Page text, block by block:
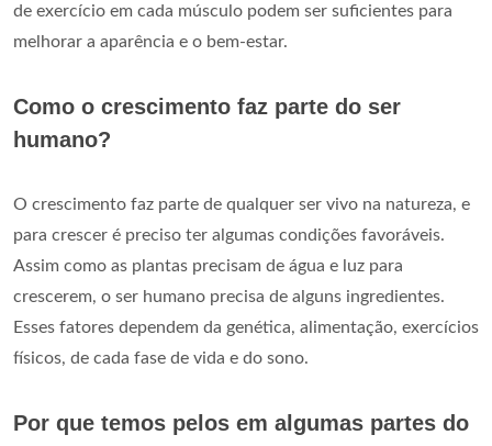
de exercício em cada músculo podem ser suficientes para
melhorar a aparência e o bem-estar.
Como o crescimento faz parte do ser
humano?
O crescimento faz parte de qualquer ser vivo na natureza, e
para crescer é preciso ter algumas condições favoráveis.
Assim como as plantas precisam de água e luz para
crescerem, o ser humano precisa de alguns ingredientes.
Esses fatores dependem da genética, alimentação, exercícios
físicos, de cada fase de vida e do sono.
Por que temos pelos em algumas partes do